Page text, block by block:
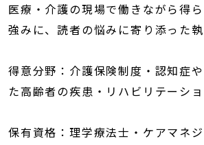
医療・介護の現場で働きながら得
強みに、読者の悩みに寄り添った執
得意分野：介護保険制度・認知症
た高齢者の疾患・リハビリテーシ
保有資格：理学療法士・ケアマネ